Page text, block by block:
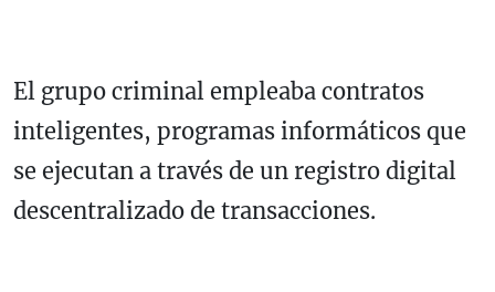
El grupo criminal empleaba contratos
inteligentes, programas informáticos que
se ejecutan a través de un registro digital
descentralizado de transacciones.